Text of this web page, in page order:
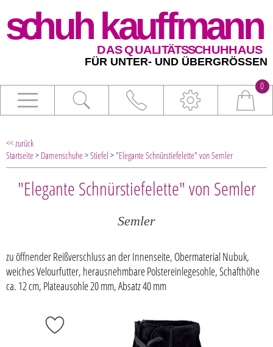
0
<< zurück
Startseite> Damenschuhe>Stiefel > "Elegante Schnürstiefelette" von Semler
"Elegante Schnürstiefelette" von Semler
Semler
zu öffnender Reißverschluss an der Innenseite, Obermaterial Nubuk,
weiches Velourfutter, herausnehmbare Polstereinlegesohle, Schafthöhe
ca. 12 cm, Plateausohle 20 mm, Absatz 40 mm